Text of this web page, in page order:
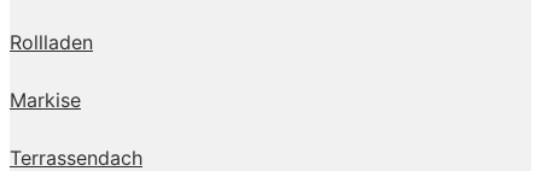
Rollladen
Markise
Terrassendach